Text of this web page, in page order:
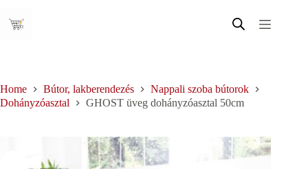
content
Home Bútor, lakberendezés
Nappali szoba bútorok
Dohányzóasztal
GHOST üveg dohányzóasztal 50cm